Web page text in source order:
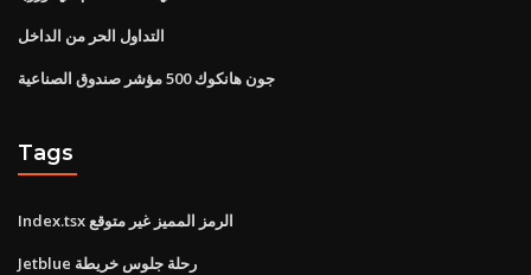
التداول الحر من الداخل
جون هانكوك 500 مؤشر صندوق الصناعية
Tags
Index.tsx الرمز المميز غير متوقع
Jetblue رحلة جلوس خريطة